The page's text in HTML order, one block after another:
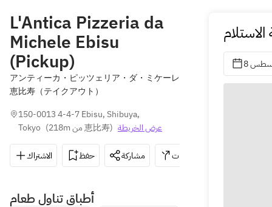
L'Antica Pizzeria da
Michele Ebisu
(Pickup)
アンティーカ・ピッツェリア・ダ・ミケーレ
恵比寿（テイクアウト）
150-0013 4-4-7 Ebisu, Shibuya,
Tokyo ( 218m من 恵比寿) عرض الخريطة
الاشتراك حفظ مشاركة الاتجاهات
أطباق تناول طعام